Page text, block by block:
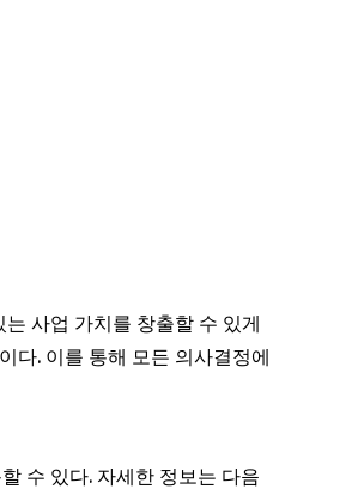
사업 가치를 창출할 수 있게
다. 이를 통해 모든 의사결정에
수 있다. 자세한 정보는 다음